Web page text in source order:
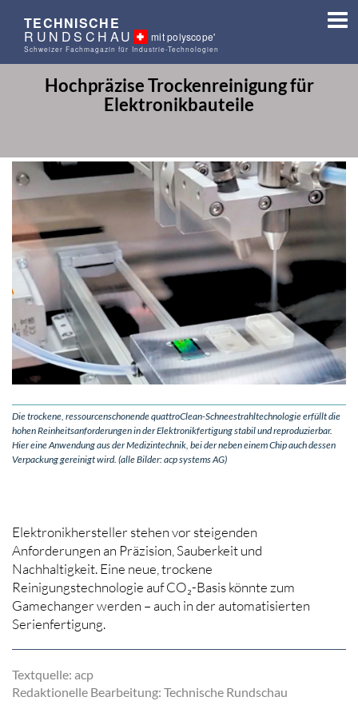
TECHNISCHE
RUNDSCHAU mit polyscope'
Schweizer Fachmagazin für Industrie-Technologien
Hochpräzise Trockenreinigung für
Elektronikbauteile
Die trockene, ressourcenschonende quattroClean-Schneestrahltechnologie erfüllt die
hohen Reinheitsanforderungen in der Elektronikfertigung stabil und reproduzierbar.
Hier eine Anwendung aus der Medizintechnik, bei der neben einem Chip auch dessen
Verpackung gereinigt wird. (alle Bilder: acp systems AG)
Elektronikhersteller stehen vor steigenden
Anforderungen an Präzision, Sauberkeit und
Nachhaltigkeit. Eine neue, trockene
Reinigungstechnologie auf CO₂-Basis könnte zum
Gamechanger werden – auch in der automatisierten
Serienfertigung.
Textquelle: acp
Redaktionelle Bearbeitung: Technische Rundschau